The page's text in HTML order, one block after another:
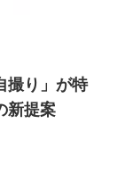
撮り」が特
新提案